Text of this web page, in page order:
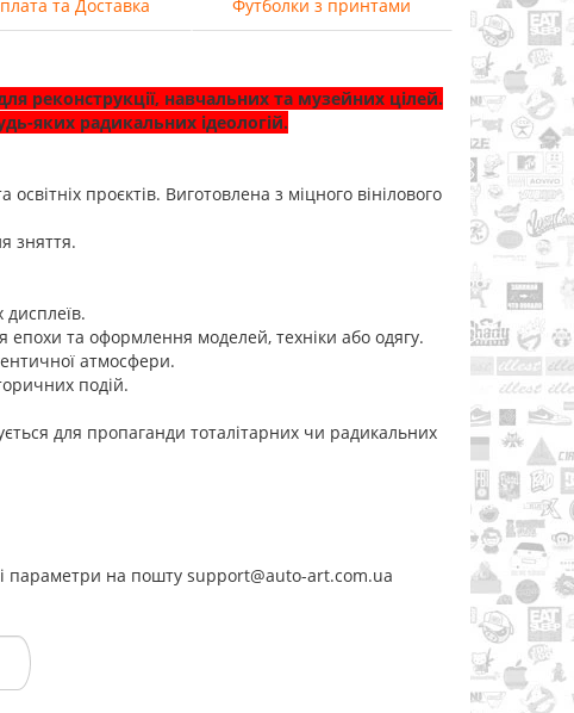
та Доставка Футболки з принтами
реконструкції, навчальних та музейних цілей.
яких радикальних ідеологій.
проєктів. Виготовлена з міцного вінілового
зняття.
дисплеїв.
епохи та оформлення моделей, техніки або одягу.
атмосфери.
подій.
для пропаганди тоталітарних чи радикальних
параметри на пошту support@auto-art.com.ua